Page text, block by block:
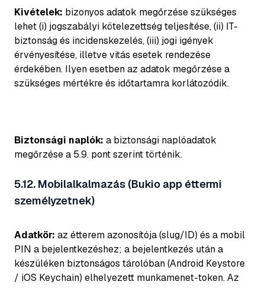
Kivételek: bizonyos adatok megőrzése szükséges
lehet (i) jogszabályi kötelezettség teljesítése, (ii) IT-
biztonság és incidenskezelés, (iii) jogi igények
érvényesítése, illetve vitás esetek rendezése
érdekében. Ilyen esetben az adatok megőrzése a
szükséges mértékre és időtartamra korlátozódik.
Biztonsági naplók: a biztonsági naplóadatok
megőrzése a 5.9. pont szerint történik.
5.12. Mobilalkalmazás (Bukio app éttermi
személyzetnek)
Adatkör: az étterem azonosítója (slug/ID) és a mobil
PIN a bejelentkezéshez; a bejelentkezés után a
készüléken biztonságos tárolóban (Android Keystore
/ iOS Keychain) elhelyezett munkamenet-token. Az